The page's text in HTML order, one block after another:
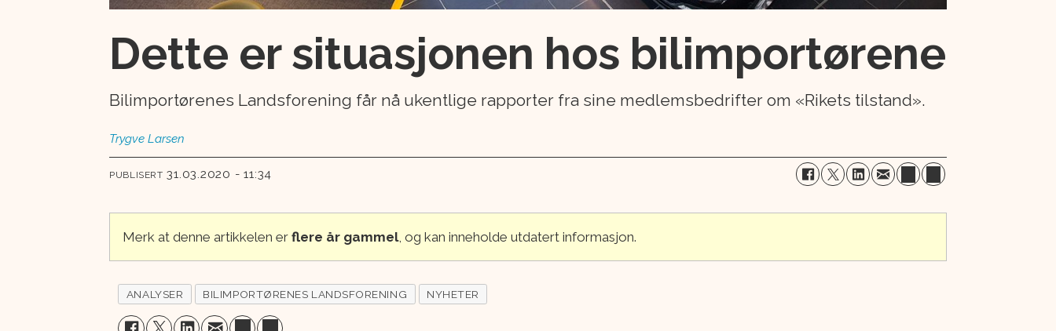
Dette er situasjonen hos bilimportørene
Bilimportørenes Landsforening får nå ukentlige rapporter fra sine medlemsbedrifter om «Rikets tilstand».
Trygve Larsen
PUBLISERT 31.03.2020 - 11:34
Merk at denne artikkelen erflere år gammel, og kan inneholde utdatert informasjon.
ANALYSER BILIMPORTØRENES LANDSFORENING NYHETER